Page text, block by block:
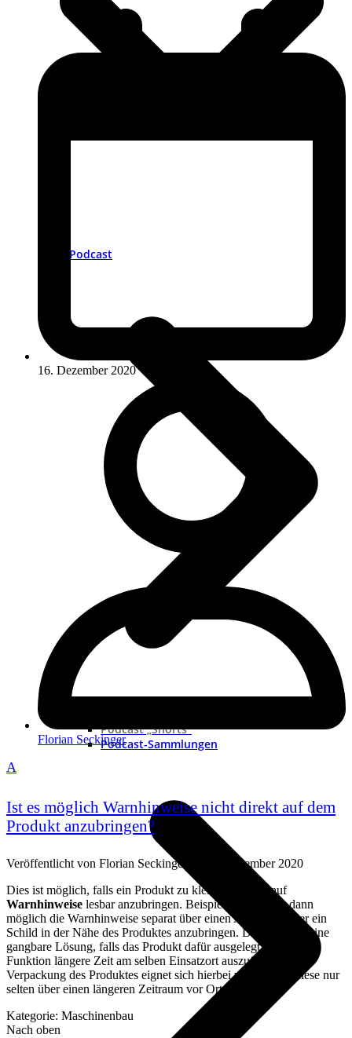
Podcast
Podcast „Shorts“
Podcast-Sammlungen
16. Dezember 2020
Florian Seckinger
A
Ist es möglich Warnhinweise nicht direkt auf dem
Produkt anzubringen?
Veröffentlicht von Florian Seckinger
16. Dezember 2020
Dies ist möglich, falls ein Produkt zu klein ist, um darauf
Warnhinweise lesbar anzubringen. Beispielsweise ist es dann
möglich die Warnhinweise separat über einen Aufkleber oder ein
Schild in der Nähe des Produktes anzubringen. Dies ist auch eine
gangbare Lösung, falls das Produkt dafür ausgelegt ist, seine
Funktion längere Zeit am selben Einsatzort auszuüben. Die
Verpackung des Produktes eignet sich hierbei weniger, da diese nur
selten über einen längeren Zeitraum vor Ort parat liegt.
Kategorie: Maschinenbau
Nach oben